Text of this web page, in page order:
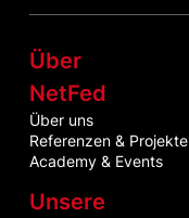
Über
NetFed
Über uns
Referenzen & Projekte
Academy & Events
Unsere